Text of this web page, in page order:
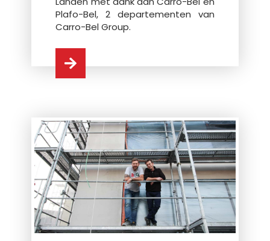
Plafo-Bel, 2 departementen van
Carro-Bel Group.